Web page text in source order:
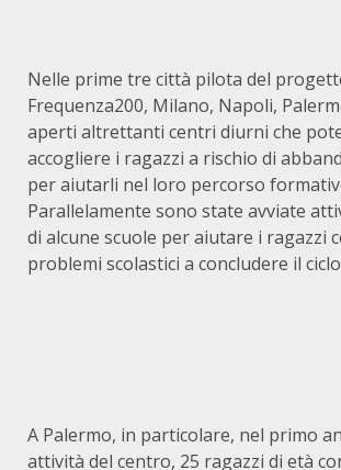
Nelle prime tre città pilota del
Frequenza200, Milano, Napoli,
aperti altrettanti centri diurni che
accogliere i ragazzi a rischio di
per aiutarli nel loro percorso
Parallelamente sono state avviate
di alcune scuole per aiutare i ragazzi
problemi scolastici a concludere il
A Palermo, in particolare, nel primo
attività del centro, 25 ragazzi di età